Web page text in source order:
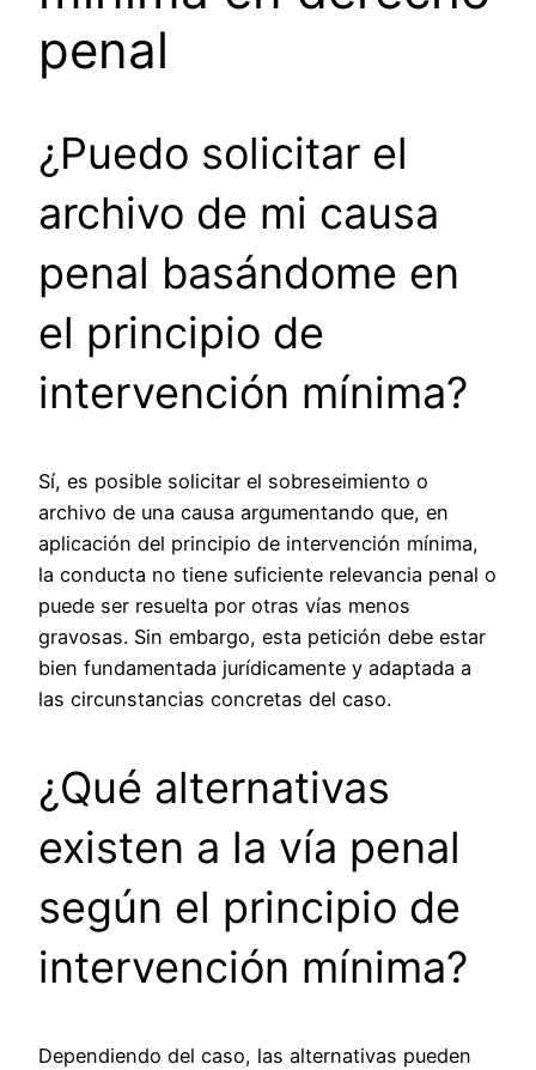
penal
¿Puedo solicitar el
archivo de mi causa
penal basándome en
el principio de
intervención mínima?
Sí, es posible solicitar el sobreseimiento o
archivo de una causa argumentando que, en
aplicación del principio de intervención mínima,
la conducta no tiene suficiente relevancia penal o
puede ser resuelta por otras vías menos
gravosas. Sin embargo, esta petición debe estar
bien fundamentada jurídicamente y adaptada a
las circunstancias concretas del caso.
¿Qué alternativas
existen a la vía penal
según el principio de
intervención mínima?
Dependiendo del caso, las alternativas pueden